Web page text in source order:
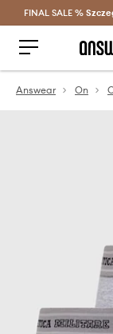
FINAL SALE %
Answear On